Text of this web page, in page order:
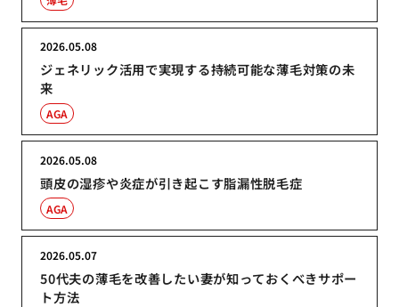
ジェネリック活用で実現する持続可能な薄毛対策の未
来
2026.05.08
AGA
頭皮の湿疹や炎症が引き起こす脂漏性脱毛症
2026.05.08
AGA
50代夫の薄毛を改善したい妻が知っておくべきサポー
ト方法
2026.05.07